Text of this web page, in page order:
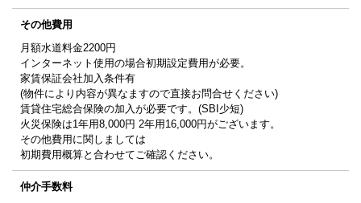
その他費用
月額水道料金2200円
インターネット使用の場合初期設定費用が必要。
家賃保証会社加入条件有
(物件により内容が異なますので直接お問合せください)
賃貸住宅総合保険の加入が必要です。(SBI少短)
火災保険は1年用8,000円 2年用16,000円がございます。
その他費用に関しましては
初期費用概算と合わせてご確認ください。
仲介手数料